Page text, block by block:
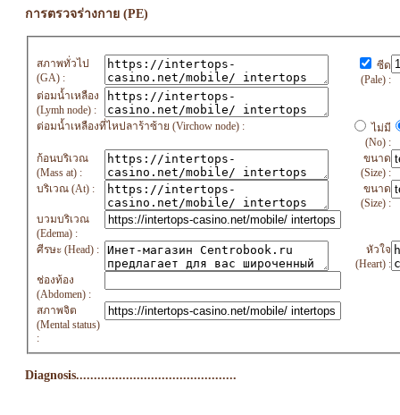
การตรวจร่างกาย (PE)
สภาพทั่วไป
(GA) :
ซีด
(Pale) :
ต่อมน้ำเหลือง
(Lymh node) :
ต่อมน้ำเหลืองที่ไหปลาร้าซ้าย (Virchow node) :
ไม่มี
(No) :
ก้อนบริเวณ
(Mass at) :
ขนาด
(Size) :
บริเวณ (At) :
ขนาด
(Size) :
บวมบริเวณ
(Edema) :
ศีรษะ (Head) :
หัวใจ
(Heart) :
ช่องท้อง
(Abdomen) :
สภาพจิต
(Mental status)
:
Diagnosis.............................................